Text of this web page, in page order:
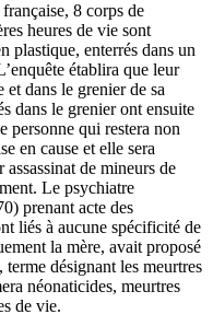
8 corps de
heures de vie sont
plastique, enterrés dans un
établira que leur
et dans le grenier de sa
dans le grenier ont ensuite
personne qui restera non
en cause et elle sera
de mineurs de
Le psychiatre
prenant acte des
liés à aucune spécificité de
la mère, avait proposé
désignant les meurtres
néonaticides, meurtres
de vie.